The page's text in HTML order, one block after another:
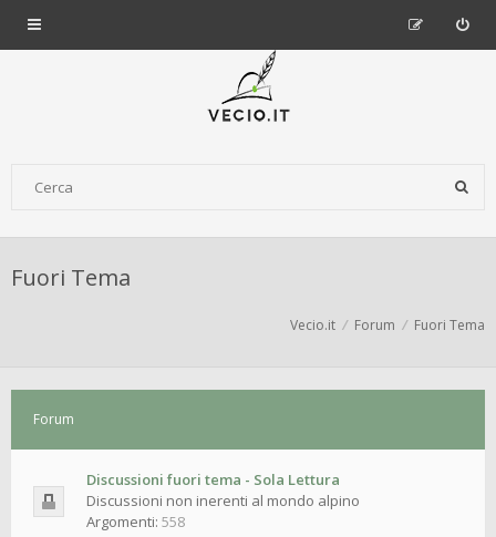
Fuori Tema
Vecio.it Forum Fuori Tema
Forum
Discussioni fuori tema - Sola Lettura
Discussioni non inerenti al mondo alpino
Argomenti: 558